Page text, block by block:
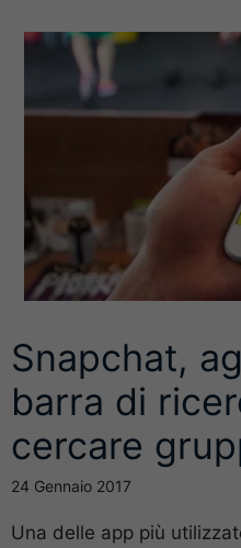
Snapchat,
barra di
cercare
24 Gennaio 2017
Una delle app più